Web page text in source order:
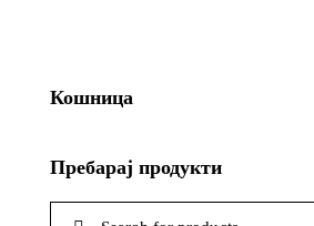
Кошница
Пребарај продукти